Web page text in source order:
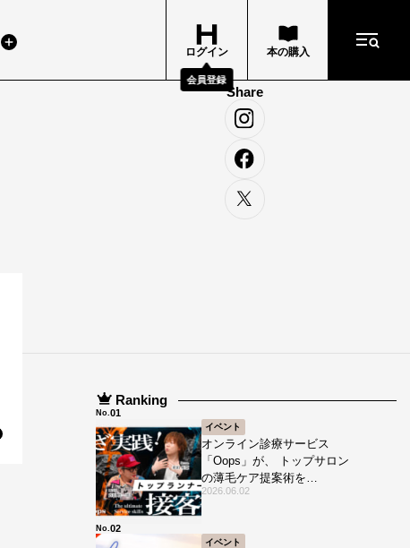
ログイン
会員登録
本の購入
Share
Ranking
イベント
オンライン診療サービス
「Oops」が、 トップサロン
の薄毛ケア提案術を
HAIRCAMPで公開！
2026.06.02
No.
イベント
No.